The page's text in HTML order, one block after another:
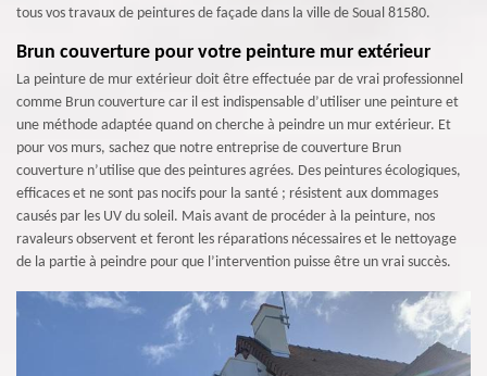
tous vos travaux de peintures de façade dans la ville de Soual 81580.
Brun couverture pour votre peinture mur extérieur
La peinture de mur extérieur doit être effectuée par de vrai professionnel
comme Brun couverture car il est indispensable d’utiliser une peinture et
une méthode adaptée quand on cherche à peindre un mur extérieur. Et
pour vos murs, sachez que notre entreprise de couverture Brun
couverture n’utilise que des peintures agrées. Des peintures écologiques,
efficaces et ne sont pas nocifs pour la santé ; résistent aux dommages
causés par les UV du soleil. Mais avant de procéder à la peinture, nos
ravaleurs observent et feront les réparations nécessaires et le nettoyage
de la partie à peindre pour que l’intervention puisse être un vrai succès.